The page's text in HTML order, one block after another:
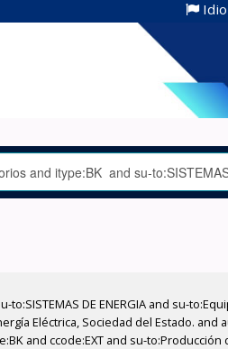
DE ENERGIA and su-
Eléctrica, Sociedad del Estado. and
and ccode:EXT and su-to:Producción